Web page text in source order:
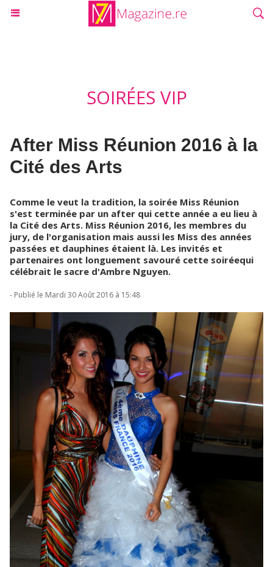
SOIRÉES VIP
After Miss Réunion 2016 à la
Cité des Arts
Comme le veut la tradition, la soirée Miss Réunion
s'est terminée par un after qui cette année a eu lieu à
la Cité des Arts. Miss Réunion 2016, les membres du
jury, de l'organisation mais aussi les Miss des années
passées et dauphines étaient là. Les invités et
partenaires ont longuement savouré cette soiréequi
célébrait le sacre d'Ambre Nguyen.
- Publié le Mardi 30 Août 2016 à 15:48